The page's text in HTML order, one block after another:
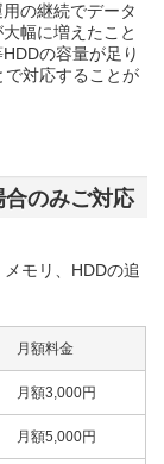
の継続でデータ
幅に増えたこと
の容量が足り
で対応することが
のみご対応
モリ、HDDの追
月額料金
月額3,000円
月額5,000円